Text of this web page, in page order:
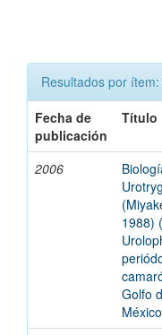
Resultados por ítem:
Fecha de
publicación
Título
2006
1988)
Golfo
México